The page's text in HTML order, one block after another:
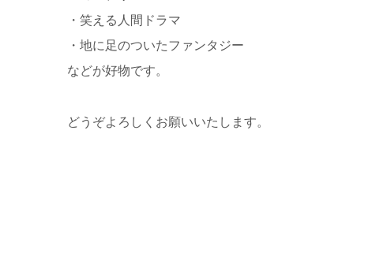
・笑える人間ドラマ
・地に足のついたファンタジー
などが好物です。
どうぞよろしくお願いいたします。